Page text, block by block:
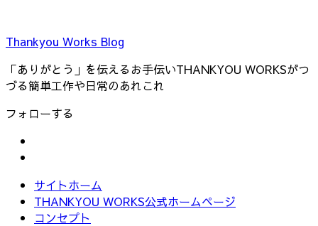
Thankyou Works Blog
「ありがとう」を伝えるお手伝いTHANKYOU WORKSがつ
づる簡単工作や日常のあれこれ
フォローする
サイトホーム
THANKYOU WORKS公式ホームページ
コンセプト